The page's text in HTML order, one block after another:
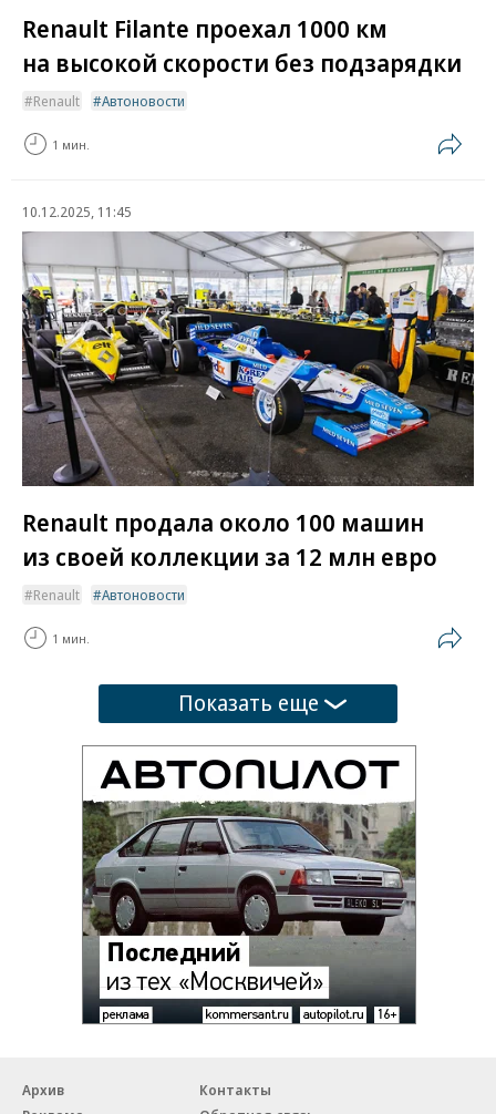
Renault Filante проехал 1000 км
на высокой скорости без подзарядки
Renault Автоновости
1 мин.
10.12.2025, 11:45
Renault продала около 100 машин
из своей коллекции за 12 млн евро
Renault Автоновости
1 мин.
Показать еще
Архив
Контакты